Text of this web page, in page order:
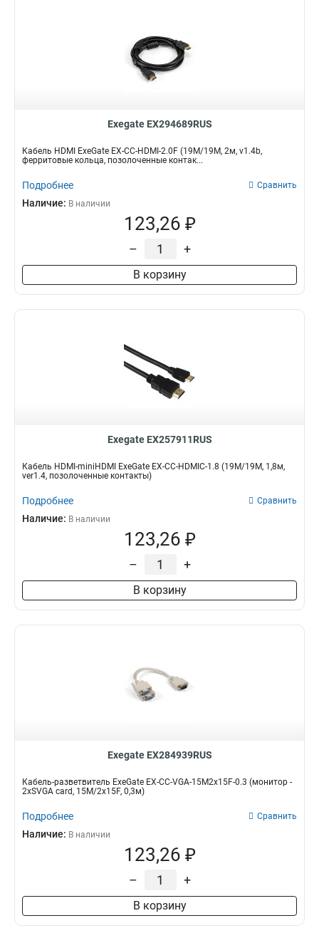
Exegate EX294689RUS
Кабель HDMI ExeGate EX-CC-HDMI-2.0F (19M/19M, 2м, v1.4b,
ферритовые кольца, позолоченные контак...
Подробнее Сравнить
Наличие: В наличии
123,26 ₽
– +
В корзину
Exegate EX257911RUS
Кабель HDMI-miniHDMI ExeGate EX-CC-HDMIC-1.8 (19M/19M, 1,8м,
ver1.4, позолоченные контакты)
Подробнее Сравнить
Наличие: В наличии
123,26 ₽
– +
В корзину
Exegate EX284939RUS
Кабель-разветвитель ExeGate EX-CC-VGA-15M2x15F-0.3 (монитор -
2xSVGA card, 15M/2x15F, 0,3м)
Подробнее Сравнить
Наличие: В наличии
123,26 ₽
– +
В корзину